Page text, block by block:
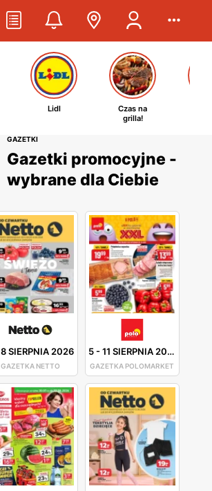
Lidl
Czas na
grilla!
GAZETKI
Gazetki promocyjne -
wybrane dla Ciebie
8 SIERPNIA 2026
GAZETKA NETTO
5-11 SIERPNIA 2026
GAZETKA POLOMARKET